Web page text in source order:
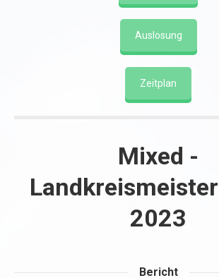
Auslosung
Zeitplan
Mixed -
2023
Bericht